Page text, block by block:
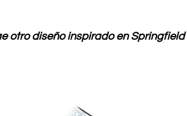
otro diseño inspirado en Springfield